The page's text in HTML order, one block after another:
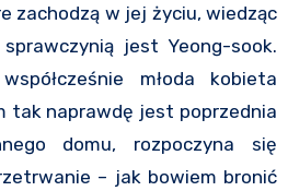
zachodzą w jej życiu, wiedząc
jest Yeong-sook.
młoda kobieta
tak naprawdę jest poprzednia
domu, rozpoczyna się
– jak bowiem bronić